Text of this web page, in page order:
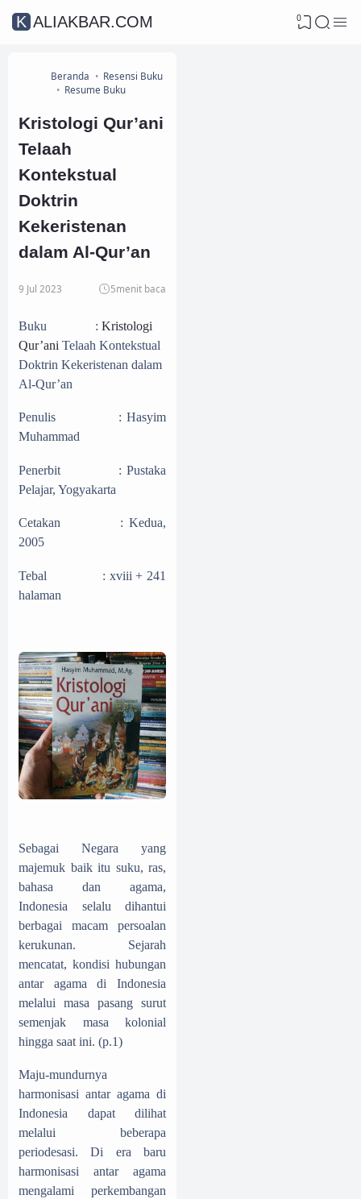
KALIAKBAR.COM 0
Beranda
Resensi Buku
Resume Buku
Kristologi Qur’ani
Telaah
Kontekstual
Doktrin
Kekeristenan
dalam Al-Qur’an
9 Jul 2023 5menit baca
Buku : Kristologi
Qur’ani Telaah Kontekstual
Doktrin Kekeristenan dalam
Al-Qur’an
Penulis : Hasyim
Muhammad
Penerbit : Pustaka
Pelajar, Yogyakarta
Cetakan : Kedua,
2005
Tebal : xviii + 241
halaman
Sebagai Negara yang
majemuk baik itu suku, ras,
bahasa dan agama,
Indonesia selalu dihantui
berbagai macam persoalan
kerukunan. Sejarah
mencatat, kondisi hubungan
antar agama di Indonesia
melalui masa pasang surut
semenjak masa kolonial
hingga saat ini. (p.1)
Maju-mundurnya
harmonisasi antar agama di
Indonesia dapat dilihat
melalui beberapa
periodesasi. Di era baru
harmonisasi antar agama
mengalami perkembangan